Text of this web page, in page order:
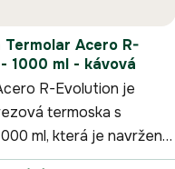
Termolar Acero R-
1000 ml - kávová
R-Evolution je
termoska s
ml, která je navržená
dolévání yerba maté